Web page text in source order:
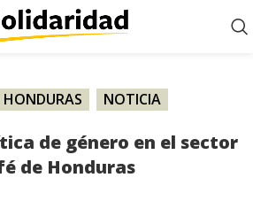
HONDURAS NOTICIA
de género en el sector
de Honduras